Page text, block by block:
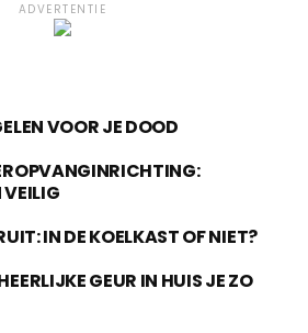
ADVERTENTIE
VOOR JE DOOD
IN DE KOELKAST OF NIET?
GEUR IN HUIS JE ZO